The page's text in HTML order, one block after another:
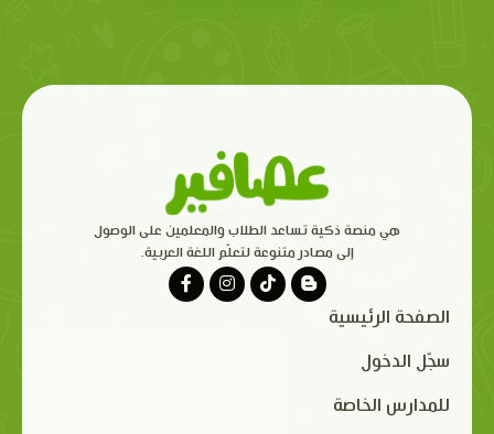
هي منصة ذكية تساعد الطلاب والمعلمين على الوصول
إلى مصادر متنوعة لتعلّم اللغة العربية.
الصفحة الرئيسية
سجّل الدخول
للمدارس الخاصة